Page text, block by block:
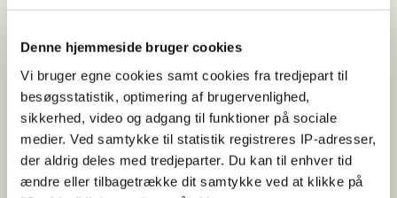
Denne hjemmeside bruger cookies
Vi bruger egne cookies samt cookies fra tredjepart til
besøgsstatistik, optimering af brugervenlighed,
sikkerhed, video og adgang til funktioner på sociale
medier. Ved samtykke til statistik registreres IP-adresser,
der aldrig deles med tredjeparter. Du kan til enhver tid
ændre eller tilbagetrække dit samtykke ved at klikke på
03-08-2026
Faglig nyhed Faglige nyheder om certifikatdatabasen
Ved eksport til Tyrkiet på OEC-, EC- og FS-certifikater
skal eksportøren være opmærksom på udelukkende at
benytte specifikke Tyrkiet-modeller, da disse er undta...
ÆNDRING AF DATO FOR AFHOLDELSE AF
NÆSTE SERVICEVINDUE I DIX